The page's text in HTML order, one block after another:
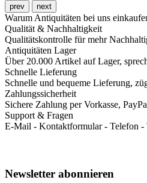
prev next
Warum Antiquitäten bei uns
Qualität & Nachhaltigkeit
Qualitätskontrolle für mehr
Antiquitäten Lager
Über 20.000 Artikel auf Lager,
Schnelle Lieferung
Schnelle und bequeme Lieferung,
Zahlungssicherheit
Sichere Zahlung per Vorkasse,
Support & Fragen
E-Mail - Kontaktformular - Telefon -
Newsletter abonnieren